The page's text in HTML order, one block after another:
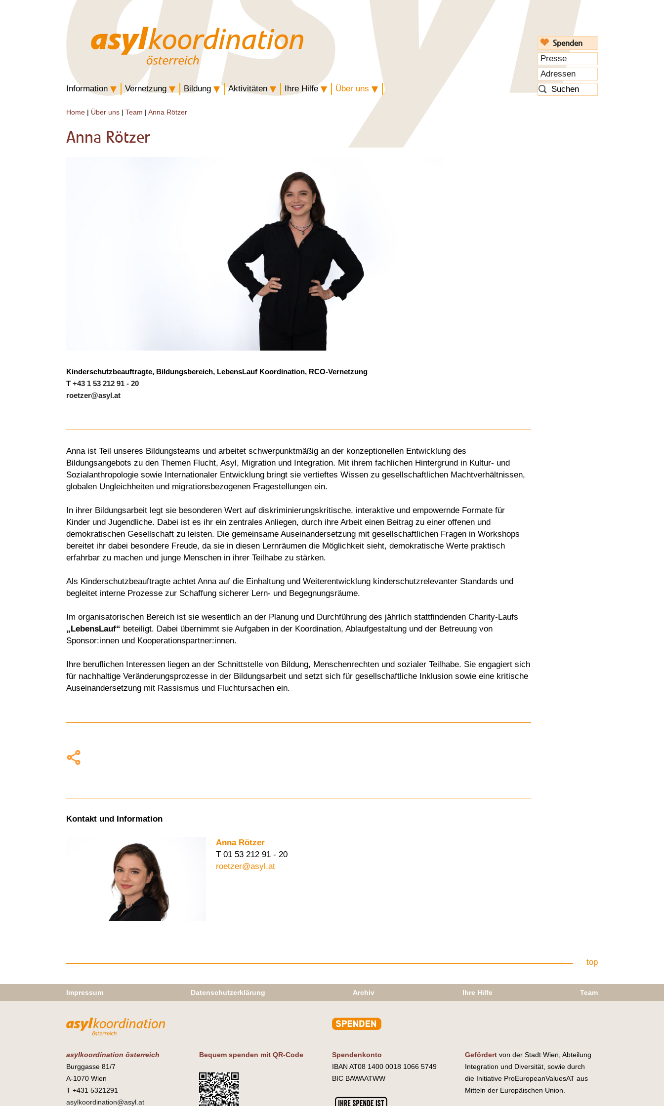
Spenden
Presse
Adressen
Information
Vernetzung Bildung Aktivitäten Ihre Hilfe Über uns
Home | Über uns |Team |Anna Rötzer
Anna Rötzer
Kinderschutzbeauftragte, Bildungsbereich, LebensLauf Koordination, RCO-Vernetzung
T+43 1 53 212 91 - 20
roetzer@asyl.at
Anna ist Teil unseres Bildungsteams und arbeitet schwerpunktmäßig an der konzeptionellen Entwicklung des
Bildungsangebots zu den Themen Flucht, Asyl, Migration und Integration. Mit ihrem fachlichen Hintergrund in Kultur- und
Sozialanthropologie sowie Internationaler Entwicklung bringt sie vertieftes Wissen zu gesellschaftlichen Machtverhältnissen,
globalen Ungleichheiten und migrationsbezogenen Fragestellungen ein.
In ihrer Bildungsarbeit legt sie besonderen Wert auf diskriminierungskritische, interaktive und empowernde Formate für
Kinder und Jugendliche. Dabei ist es ihr ein zentrales Anliegen, durch ihre Arbeit einen Beitrag zu einer offenen und
demokratischen Gesellschaft zu leisten. Die gemeinsame Auseinandersetzung mit gesellschaftlichen Fragen in Workshops
bereitet ihr dabei besondere Freude, da sie in diesen Lernräumen die Möglichkeit sieht, demokratische Werte praktisch
erfahrbar zu machen und junge Menschen in ihrer Teilhabe zu stärken.
Als Kinderschutzbeauftragte achtet Anna auf die Einhaltung und Weiterentwicklung kinderschutzrelevanter Standards und
begleitet interne Prozesse zur Schaffung sicherer Lern- und Begegnungsräume.
Im organisatorischen Bereich ist sie wesentlich an der Planung und Durchführung des jährlich stattfindenden Charity-Laufs
„LebensLauf“ beteiligt. Dabei übernimmt sie Aufgaben in der Koordination, Ablaufgestaltung und der Betreuung von
Sponsor:innen und Kooperationspartner:innen.
Ihre beruflichen Interessen liegen an der Schnittstelle von Bildung, Menschenrechten und sozialer Teilhabe. Sie engagiert sich
für nachhaltige Veränderungsprozesse in der Bildungsarbeit und setzt sich für gesellschaftliche Inklusion sowie eine kritische
Auseinandersetzung mit Rassismus und Fluchtursachen ein.
Kontakt und Information
Anna Rötzer
T 01 53 212 91 - 20
roetzer@asyl.at
top
Impressum Datenschutzerklärung Archiv Ihre Hilfe Team
asylkoordination österreich
Burggasse 81/7
A-1070 Wien
T +431 5321291
asylkoordination@asyl.at
Bequem spenden mit QR-Code
Spendenkonto
IBAN AT08 1400 0018 1066 5749
BIC BAWAATWW
Gefördertvon der Stadt Wien, Abteilung
Integration und Diversität, sowie durch
die Initiative ProEuropeanValuesAT aus
Mitteln der Europäischen Union.